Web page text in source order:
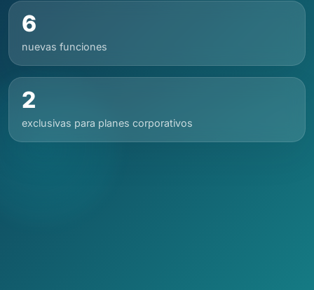
6
nuevas funciones
2
exclusivas para planes corporativos